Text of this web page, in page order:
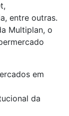
entre outras.
Multiplan, o
da